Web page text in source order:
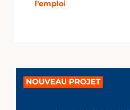
l'emploi